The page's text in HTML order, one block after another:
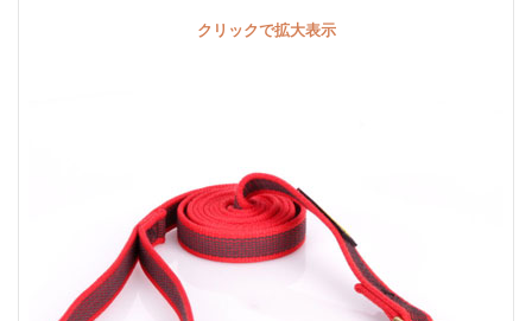
クリックで拡大表示